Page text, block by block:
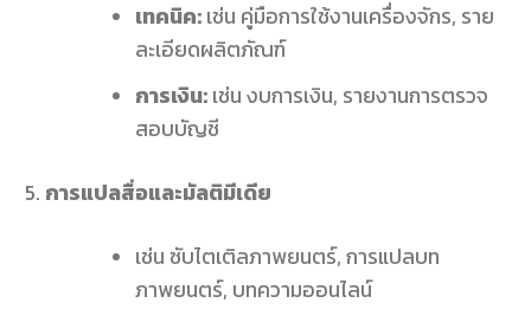
เทคนิค:เช่น คู่มือการใช้งานเครื่องจักร, ราย
ละเอียดผลิตภัณฑ์
การเงิน:เช่น งบการเงิน, รายงานการตรวจ
สอบบัญชี
การแปลสื่อและมัลติมีเดีย
เช่น ซับไตเติลภาพยนตร์, การแปลบท
ภาพยนตร์, บทความออนไลน์